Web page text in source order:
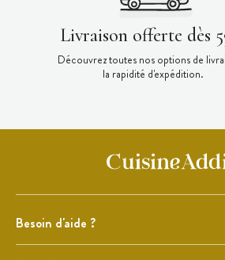
Livraison offerte dès
Découvrez toutes nos options de
la rapidité d'expédition.
Besoin d'aide ?